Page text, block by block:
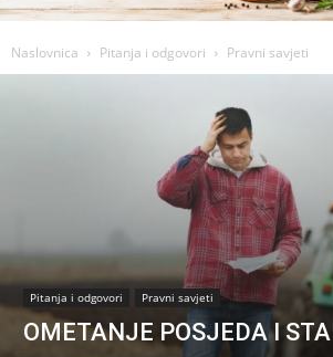
Naslovnica Pitanja i odgovori Pravni savjeti
Pitanja i odgovori Pravni savjeti
OMETANJE POSJEDA I